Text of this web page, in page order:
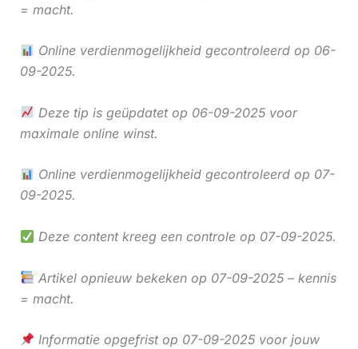
= macht.
Online verdienmogelijkheid gecontroleerd op 06-
09-2025.
Deze tip is geüpdatet op 06-09-2025 voor
maximale online winst.
Online verdienmogelijkheid gecontroleerd op 07-
09-2025.
Deze content kreeg een controle op 07-09-2025.
Artikel opnieuw bekeken op 07-09-2025 – kennis
= macht.
Informatie opgefrist op 07-09-2025 voor jouw